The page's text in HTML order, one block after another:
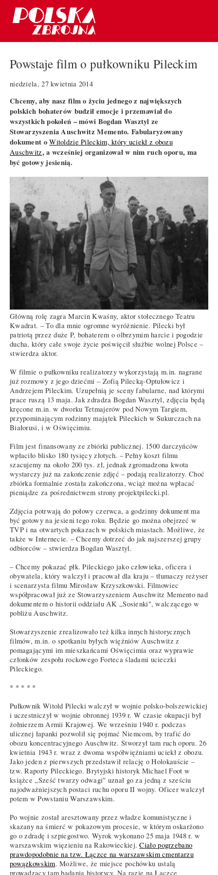
Powstaje film o pułkowniku Pileckim
niedziela, 27 kwietnia 2014
Chcemy, aby nasz film o życiu jednego z największych
polskich bohaterów budził emocje i przemawiał do
wszystkich pokoleń – mówi Bogdan Wasztyl ze
Stowarzyszenia Auschwitz Memento. Fabularyzowany
dokument oWitoldzie Pileckim, który uciekł z obozu
Auschwitz, a wcześniej organizował w nim ruch oporu, ma
być gotowy jesienią.
Główną rolę zagra Marcin Kwaśny, aktor stołecznego Teatru
Kwadrat. – To dla mnie ogromne wyróżnienie. Pilecki był
patriotą przez duże P, bohaterem o olbrzymim harcie i pogodzie
ducha, który całe swoje życie poświęcił służbie wolnej Polsce –
stwierdza aktor.
W filmie o pułkowniku realizatorzy wykorzystają m.in. nagrane
już rozmowy z jego dziećmi – Zofią Pilecką-Optułowicz i
Andrzejem Pileckim. Uzupełnią je sceny fabularne, nad którymi
prace ruszą 13 maja. Jak zdradza Bogdan Wasztyl, zdjęcia będą
kręcone m.in. w dworku Tetmajerów pod Nowym Targiem,
przypominającym rodzinny majątek Pileckich w Sukurczach na
Białorusi, i w Oświęcimiu.
Film jest finansowany ze zbiórki publicznej. 1500 darczyńców
wpłaciło blisko 180 tysięcy złotych. – Pełny koszt filmu
szacujemy na około 200 tys. zł, jednak zgromadzona kwota
wystarczy już na zakończenie zdjęć – podają realizatorzy. Choć
zbiórka formalnie została zakończona, wciąż można wpłacać
pieniądze za pośrednictwem strony projektpilecki.pl.
Zdjęcia potrwają do połowy czerwca, a godzinny dokument ma
być gotowy na jesieni tego roku. Będzie go można obejrzeć w
TVP i na otwartych pokazach w polskich miastach. Możliwe, że
także w Internecie. – Chcemy dotrzeć do jak najszerszej grupy
odbiorców – stwierdza Bogdan Wasztyl.
– Chcemy pokazać płk. Pileckiego jako człowieka, oficera i
obywatela, który walczył i pracował dla kraju – tłumaczy reżyser
i scenarzysta filmu Mirosław Krzyszkowski. Filmowiec
współpracował już ze Stowarzyszeniem Auschwitz Memento nad
dokumentem o historii oddziału AK „Sosienki", walczącego w
pobliżu Auschwitz.
Stowarzyszenie zrealizowało też kilka innych historycznych
filmów, m.in. o spotkaniu byłych więźniów Auschwitz z
pomagającymi im mieszkańcami Oświęcimia oraz wyprawie
członków zespołu rockowego Forteca śladami ucieczki
Pileckiego.
* * * * *
Pułkownik Witold Pilecki walczył w wojnie polsko-bolszewickiej
i uczestniczył w wojnie obronnej 1939 r. W czasie okupacji był
żołnierzem Armii Krajowej. We wrześniu 1940 r. podczas
ulicznej łapanki pozwolił się pojmać Niemcom, by trafić do
obozu koncentracyjnego Auschwitz. Stworzył tam ruch oporu. 26
kwietnia 1943 r. wraz z dwoma współwięźniami uciekł z obozu.
Jako jeden z pierwszych przedstawił relację o Holokauście –
tzw. Raporty Pileckiego. Brytyjski historyk Michael Foot w
książce „Sześć twarzy odwagi" uznał go za jedną z sześciu
najodważniejszych postaci ruchu oporu II wojny. Oficer walczył
potem w Powstaniu Warszawskim.
Po wojnie został aresztowany przez władze komunistyczne i
skazany na śmierć w pokazowym procesie, w którym oskarżono
go o zdradę i szpiegostwo. Wyrok wykonano 25 maja 1948 r. w
warszawskim więzieniu na Rakowieckiej.Ciało pogrzebano
prawdopodobnie na tzw. Łączce na warszawskim cmentarzu
powązkowskim. Możliwe, że miejsce pochówku ustalą
prowadzący tam badania historycy. Na razie na Łączce